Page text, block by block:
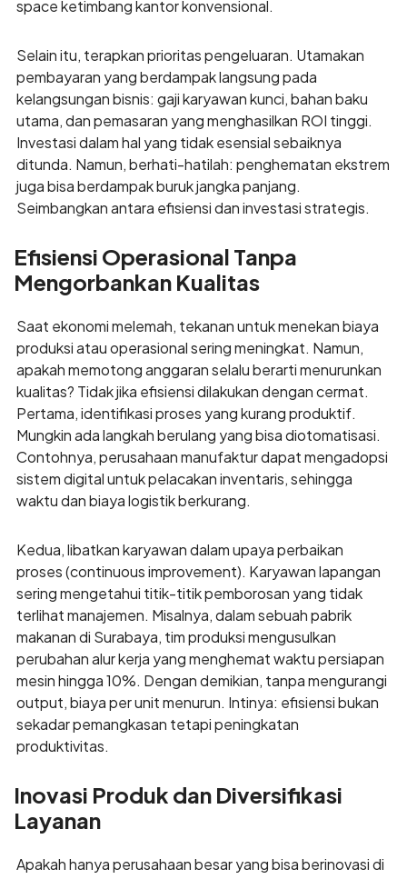
space ketimbang kantor konvensional.
Selain itu, terapkan prioritas pengeluaran. Utamakan
pembayaran yang berdampak langsung pada
kelangsungan bisnis: gaji karyawan kunci, bahan baku
utama, dan pemasaran yang menghasilkan ROI tinggi.
Investasi dalam hal yang tidak esensial sebaiknya
ditunda. Namun, berhati-hatilah: penghematan ekstrem
juga bisa berdampak buruk jangka panjang.
Seimbangkan antara efisiensi dan investasi strategis.
Efisiensi Operasional Tanpa
Mengorbankan Kualitas
Saat ekonomi melemah, tekanan untuk menekan biaya
produksi atau operasional sering meningkat. Namun,
apakah memotong anggaran selalu berarti menurunkan
kualitas? Tidak jika efisiensi dilakukan dengan cermat.
Pertama, identifikasi proses yang kurang produktif.
Mungkin ada langkah berulang yang bisa diotomatisasi.
Contohnya, perusahaan manufaktur dapat mengadopsi
sistem digital untuk pelacakan inventaris, sehingga
waktu dan biaya logistik berkurang.
Kedua, libatkan karyawan dalam upaya perbaikan
proses (continuous improvement). Karyawan lapangan
sering mengetahui titik-titik pemborosan yang tidak
terlihat manajemen. Misalnya, dalam sebuah pabrik
makanan di Surabaya, tim produksi mengusulkan
perubahan alur kerja yang menghemat waktu persiapan
mesin hingga 10%. Dengan demikian, tanpa mengurangi
output, biaya per unit menurun. Intinya: efisiensi bukan
sekadar pemangkasan tetapi peningkatan
produktivitas.
Inovasi Produk dan Diversifikasi
Layanan
Apakah hanya perusahaan besar yang bisa berinovasi di